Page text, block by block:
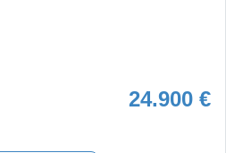
24.900 €